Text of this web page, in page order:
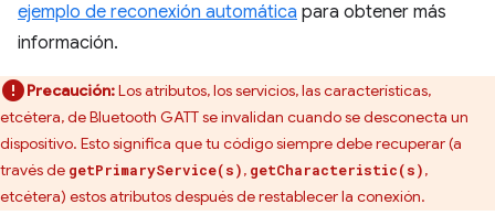
ejemplo de reconexión automática para obtener más
información.
Precaución:Los atributos, los servicios, las características,
etcétera, de Bluetooth GATT se invalidan cuando se desconecta un
dispositivo. Esto significa que tu código siempre debe recuperar (a
través de getPrimaryService(s), getCharacteristic(s),
etcétera) estos atributos después de restablecer la conexión.